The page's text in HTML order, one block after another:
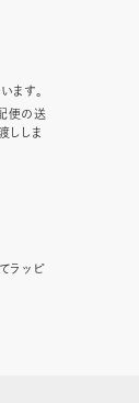
ます。
便の送
ししま
ラッピ